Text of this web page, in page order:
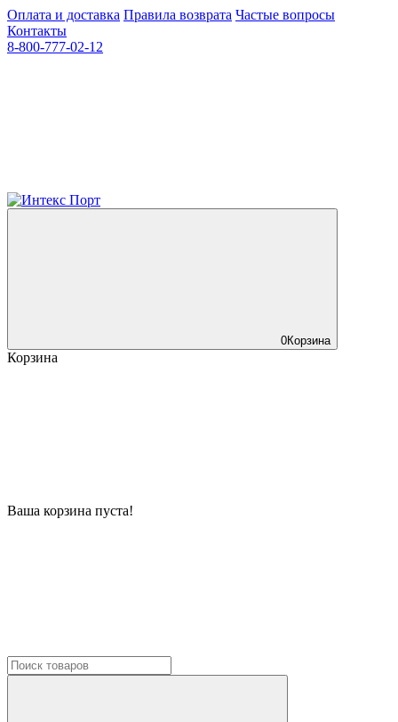
Оплата и доставка Правила возврата Частые вопросы
Контакты
8-800-777-02-12
0Корзина
Корзина
Ваша корзина пуста!